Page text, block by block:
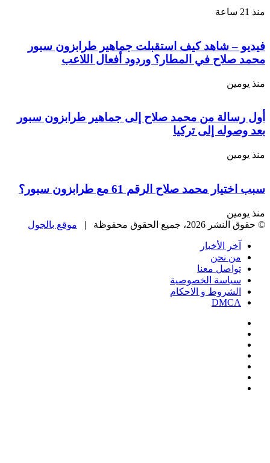
– شاهد كيف استقبلت جماهير طرابزون سبور
في المطار؟ وردود أفعال اللاعب
من محمد صلاح إلى جماهير طرابزون سبور
إلى تركيا
محمد صلاح الرقم 61 مع طرابزون سبور؟
جميع الحقوق محفوظة |
موقع بالجول
الأخبار
نحن
معنا
الخصوصية
و الاحكام